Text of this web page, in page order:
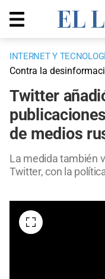
INTERNET Y
Contra la
Twitter
de medios
La medida también
Twitter, con la